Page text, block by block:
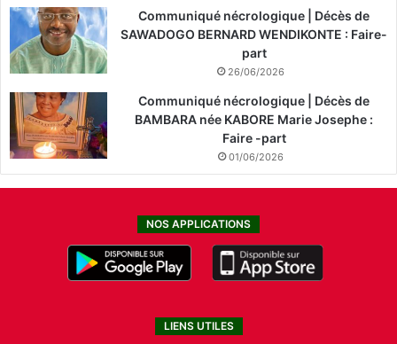
Communiqué nécrologique | Décès de
SAWADOGO BERNARD WENDIKONTE : Faire-
part
26/06/2026
Communiqué nécrologique | Décès de
BAMBARA née KABORE Marie Josephe :
Faire -part
01/06/2026
NOS APPLICATIONS
LIENS UTILES